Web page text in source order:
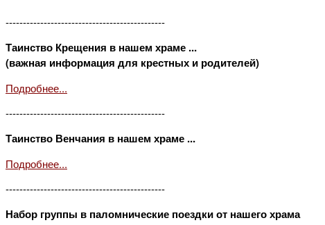
----------------------------------------------
Таинство Крещения в нашем храме ...
(важная информация для крестных и родителей)
Подробнее...
----------------------------------------------
Таинство Венчания в нашем храме ...
Подробнее...
----------------------------------------------
Набор группы в паломнические поездки от нашего храма